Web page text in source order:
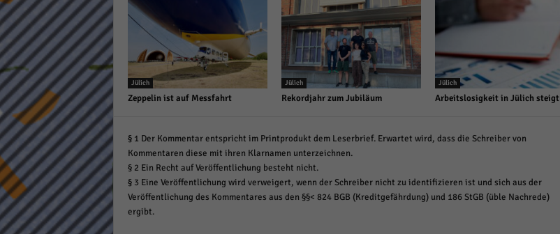
Jülich
Zeppelin ist auf Messfahrt
Jülich
Rekordjahr zum Jubiläum
Jülich
Arbeitslosigkeit in Jülich steigt
§ 1 Der Kommentar entspricht im Printprodukt dem Leserbrief. Erwartet wird, dass die Schreiber von
Kommentaren diese mit ihren Klarnamen unterzeichnen.
§ 2 Ein Recht auf Veröffentlichung besteht nicht.
§ 3 Eine Veröffentlichung wird verweigert, wenn der Schreiber nicht zu identifizieren ist und sich aus der
Veröffentlichung des Kommentares aus den §§< 824 BGB (Kreditgefährdung) und 186 StGB (üble Nachrede)
ergibt.